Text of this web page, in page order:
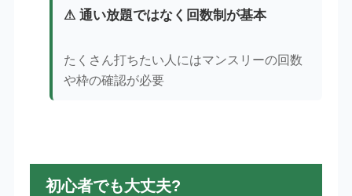
⚠ 通い放題ではなく回数制が基本
たくさん打ちたい人にはマンスリーの回数
や枠の確認が必要
初心者でも大丈夫?